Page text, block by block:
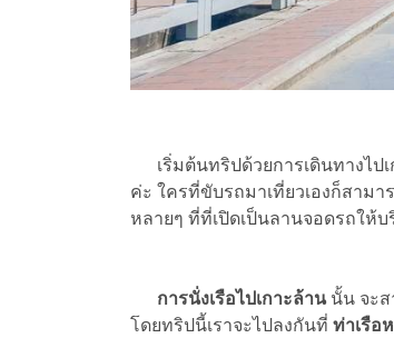
เริ่มต้นทริปด้วยการเดินทางไป
ค่ะ ใครที่ขับรถมาเที่ยวเองก็สาม
หลายๆ ที่ที่เปิดเป็นลานจอดรถให้
การนั่งเรือไปเกาะล้านนั้น จะส
โดยทริปนี้เราจะไปลงกันที่ ท่าเรือ